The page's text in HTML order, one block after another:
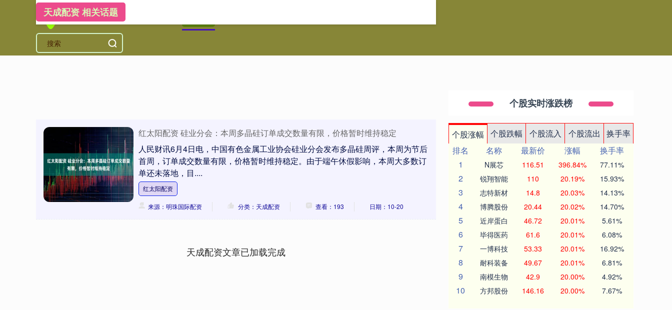
天成配资 相关话题
红太阳配资 硅业分会：本周多晶硅订单成交数量有限，价格暂时维持稳定
人民财讯6月4日电，中国有色金属工业协会硅业分会发布多晶硅周评，本周为节后
首周，订单成交数量有限，价格暂时维持稳定。由于端午休假影响，本周大多数订
单还未落地，目....
红太阳配资
来源：明珠国际配资 分类：天成配资 查看：193 日期：10-20
天成配资文章已加载完成
个股实时涨跌榜
个股涨幅 个股跌幅 个股流入 个股流出
换手率
排名
名称 最新价 涨幅
换手率
1
N展芯 116.51 396.84% 77.11%
2 锐翔智能 110 20.19% 15.93%
3 志特新材 14.8 20.03% 14.13%
4 博腾股份 20.44 20.02% 14.70%
5 近岸蛋白 46.72 20.01% 5.61%
6 毕得医药 61.6 20.01% 6.08%
7 一博科技 53.33 20.01% 16.92%
8 耐科装备 49.67 20.01% 6.81%
9 南模生物 42.9 20.00% 4.92%
10 方邦股份 146.16 20.00% 7.67%